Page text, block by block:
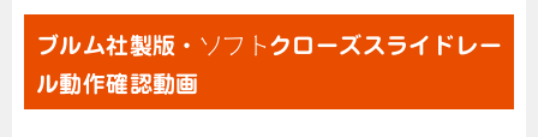
ブルム社製版・ ソフト クローズスライドレー
ル動作確認動画